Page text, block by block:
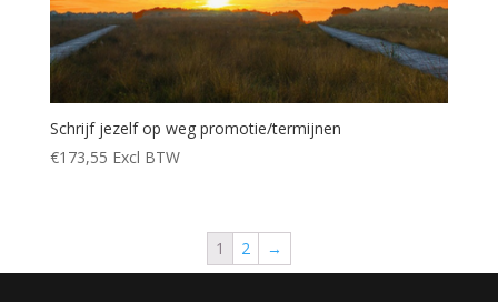
Schrijf jezelf op weg promotie/termijnen
€173,55 Excl BTW
1 2 →